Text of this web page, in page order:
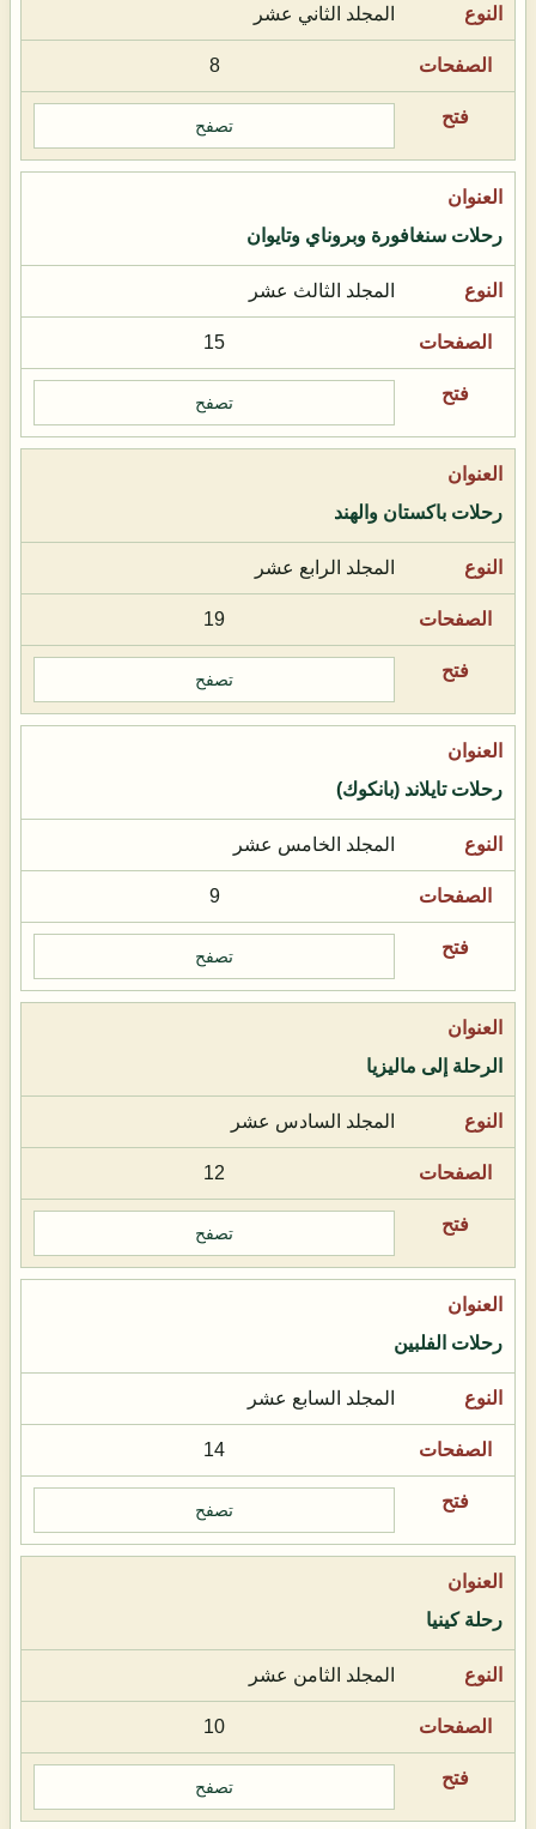
المجلد الثاني عشر
8
تصفح
رحلات سنغافورة وبروناي وتايوان
المجلد الثالث عشر
15
تصفح
رحلات باكستان والهند
المجلد الرابع عشر
19
تصفح
رحلات تايلاند (بانكوك)
المجلد الخامس عشر
9
تصفح
الرحلة إلى ماليزيا
المجلد السادس عشر
12
تصفح
رحلات الفلبين
المجلد السابع عشر
14
تصفح
رحلة كينيا
المجلد الثامن عشر
10
تصفح